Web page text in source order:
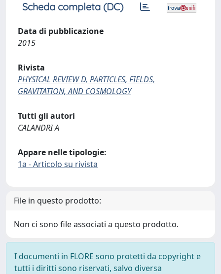
Scheda completa (DC)
Data di pubblicazione
2015
Rivista
PHYSICAL REVIEW D, PARTICLES, FIELDS,
GRAVITATION, AND COSMOLOGY
Tutti gli autori
CALANDRI A
Appare nelle tipologie:
1a - Articolo su rivista
File in questo prodotto:
Non ci sono file associati a questo prodotto.
I documenti in FLORE sono protetti da copyright e
tutti i diritti sono riservati, salvo diversa